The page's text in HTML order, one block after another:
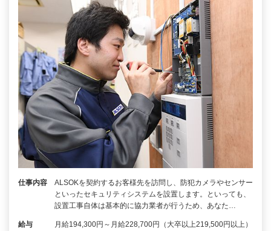
仕事内容
ALSOKを契約するお客様先を訪問し、防犯カメラやセンサー
といったセキュリティシステムを設置します。といっても、
設置工事自体は基本的に協力業者が行うため、あなた…
給与
月給194,300円～月給228,700円（大卒以上219,500円以上）